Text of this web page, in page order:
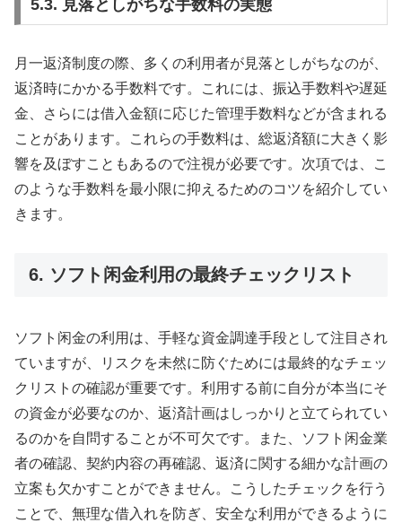
5.3. 見落としがちな手数料の実態
月一返済制度の際、多くの利用者が見落としがちなのが、
返済時にかかる手数料です。これには、振込手数料や遅延
金、さらには借入金額に応じた管理手数料などが含まれる
ことがあります。これらの手数料は、総返済額に大きく影
響を及ぼすこともあるので注視が必要です。次項では、こ
のような手数料を最小限に抑えるためのコツを紹介してい
きます。
6. ソフト闲金利用の最終チェックリスト
ソフト闲金の利用は、手軽な資金調達手段として注目され
ていますが、リスクを未然に防ぐためには最終的なチェッ
クリストの確認が重要です。利用する前に自分が本当にそ
の資金が必要なのか、返済計画はしっかりと立てられてい
るのかを自問することが不可欠です。また、ソフト闲金業
者の確認、契約内容の再確認、返済に関する細かな計画の
立案も欠かすことができません。こうしたチェックを行う
ことで、無理な借入れを防ぎ、安全な利用ができるように